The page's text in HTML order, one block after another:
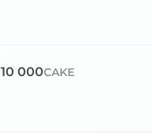
10 000CAKE